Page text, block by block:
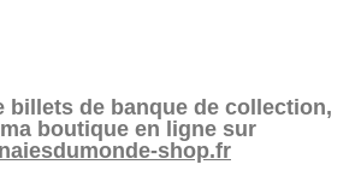
billets de banque de collection,
boutique en ligne sur
shop.fr